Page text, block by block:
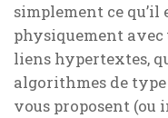
simplement ce qu’il
physiquement
liens hypertextes,
algorithmes de
vous proposent (ou